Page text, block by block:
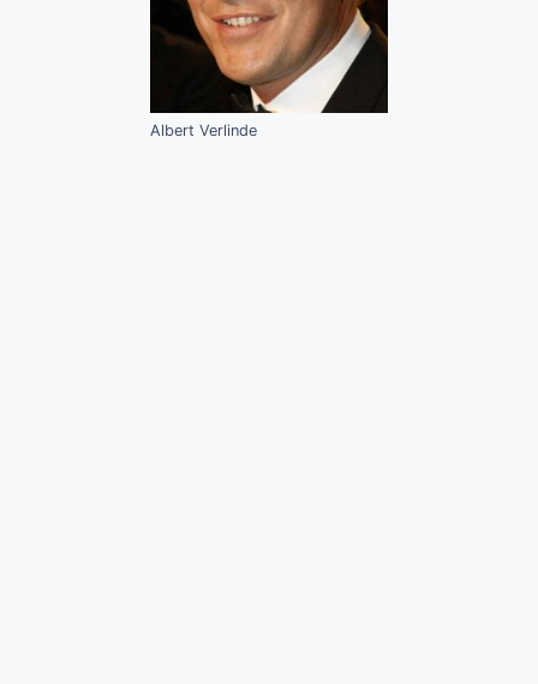
Albert Verlinde